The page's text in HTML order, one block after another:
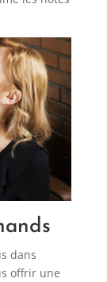
dans
offrir une